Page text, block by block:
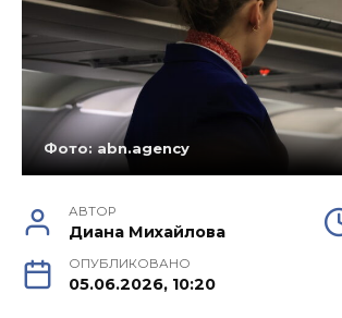
Фото: abn.agency
АВТОР
Диана Михайлова
ОПУБЛИКОВАНО
05.06.2026, 10:20